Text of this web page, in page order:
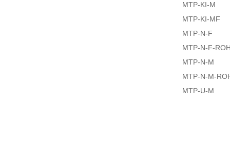
MTP-KI-M
MTP-KI-MF
MTP-N-F
MTP-N-F-
MTP-N-M
MTP-N-M-
MTP-U-M